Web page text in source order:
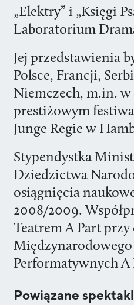
„Elektry” i „Księgi
Laboratorium
Jej przedstawienia
Polsce, Francji,
Niemczech, m.in.
prestiżowym
Junge Regie w
Stypendystka
Dziedzictwa
osiągnięcia
2008/2009.
Teatrem A Part
Performatywnych A
Powiązane